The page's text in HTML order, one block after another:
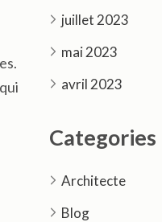
juillet 2023
mai 2023
avril 2023
Categories
Architecte
Blog